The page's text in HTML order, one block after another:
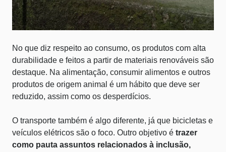
No que diz respeito ao consumo, os produtos com alta
durabilidade e feitos a partir de materiais renováveis são
destaque. Na alimentação, consumir alimentos e outros
produtos de origem animal é um hábito que deve ser
reduzido, assim como os desperdícios.
O transporte também é algo diferente, já que bicicletas e
veículos elétricos são o foco. Outro objetivo é trazer
como pauta assuntos relacionados à inclusão,